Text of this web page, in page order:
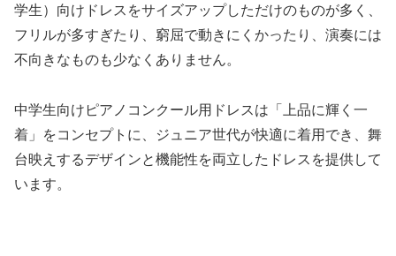
学生）向けドレスをサイズアップしただけのものが多く、
フリルが多すぎたり、窮屈で動きにくかったり、演奏には
不向きなものも少なくありません。
中学生向けピアノコンクール用ドレスは「上品に輝く一
着」をコンセプトに、ジュニア世代が快適に着用でき、舞
台映えするデザインと機能性を両立したドレスを提供して
います。